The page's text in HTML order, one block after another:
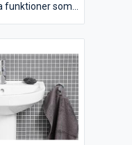
funktioner som
med antingen
skjutdörrar.
slagdörrarna
öppnas både
vilket sparar
Våra
levereras med